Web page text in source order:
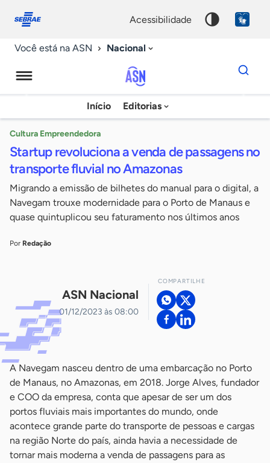
conosco
acessibilidade
Você está na ASN Nacional
Agência
Sebrae
Notícias
Início Editorias
Dados
para
chave
Cultura Empreendedora
Startup revoluciona a venda de passagens no
transporte fluvial no Amazonas
Migrando a emissão de bilhetes do manual para o digital, a
Navegam trouxe modernidade para o Porto de Manaus e
quase quintuplicou seu faturamento nos últimos anos
Por Redação
ASN Nacional
01/12/2023 às 08:00
COMPARTILHE
A Navegam nasceu dentro de uma embarcação no Porto
de Manaus, no Amazonas, em 2018. Jorge Alves, fundador
e COO da empresa, conta que apesar de ser um dos
portos fluviais mais importantes do mundo, onde
acontece grande parte do transporte de pessoas e cargas
na região Norte do país, ainda havia a necessidade de
tornar mais moderna a venda de passagens para as